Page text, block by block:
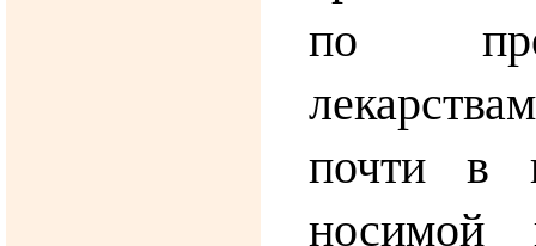
по
почти в
носимой